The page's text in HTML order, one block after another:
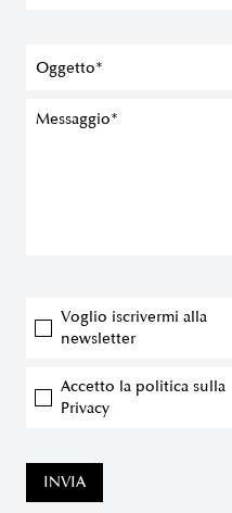
Voglio iscrivermi alla
newsletter
Accetto la politica sulla
Privacy
INVIA